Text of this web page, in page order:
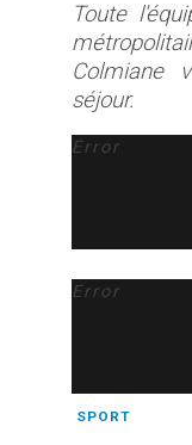
Toute
Colmiane
séjour.
Error
Error
SPORT